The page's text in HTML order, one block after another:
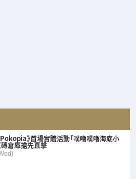
》首場實體活動「噗嚕噗嚕海底小
倉庫搶先直擊